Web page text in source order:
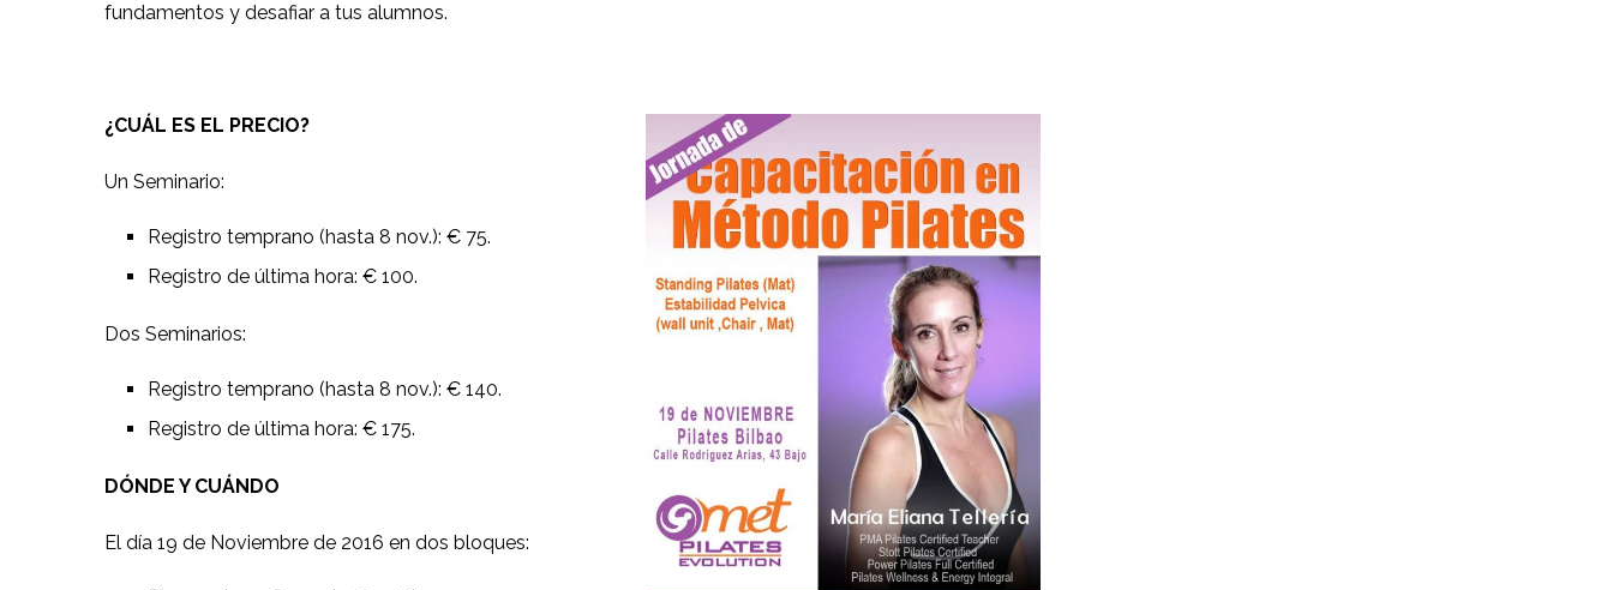
fundamentos y desafiar a tus alumnos.
¿CUÁL ES EL PRECIO?
Un Seminario:
Registro temprano (hasta 8 nov.): € 75.
Registro de última hora: € 100.
Dos Seminarios:
Registro temprano (hasta 8 nov.): € 140.
Registro de última hora: € 175.
DÓNDE Y CUÁNDO
El día 19 de Noviembre de 2016 en dos bloques: